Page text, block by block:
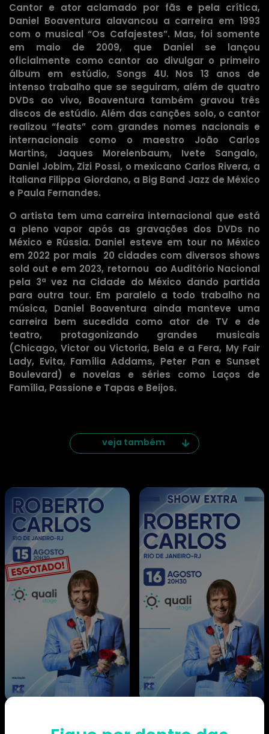
Cantor e ator aclamado por fãs e pela crítica,
Daniel Boaventura alavancou a carreira em 1993
com o musical “Os Cafajestes”. Mas, foi somente
em maio de 2009, que Daniel se lançou
oficialmente como cantor ao divulgar o primeiro
álbum em estúdio, Songs 4U. Nos 13 anos de
intenso trabalho que se seguiram, além de quatro
DVDs ao vivo, Boaventura também gravou três
discos de estúdio. Além das canções solo, o cantor
realizou “feats” com grandes nomes nacionais e
internacionais como o maestro João Carlos
Martins, Jaques Morelenbaum, Ivete Sangalo,
Daniel Jobim, Zizi Possi, o mexicano Carlos Rivera, a
italiana Filippa Giordano, a Big Band Jazz de México
e Paula Fernandes.
O artista tem uma carreira internacional que está
a pleno vapor após as gravações dos DVDs no
México e Rússia. Daniel esteve em tour no México
em 2022 por mais 20 cidades com diversos shows
sold out e em 2023, retornou ao Auditório Nacional
pela 3ª vez na Cidade do México dando partida
para outra tour. Em paralelo a todo trabalho na
música, Daniel Boaventura ainda manteve uma
carreira bem sucedida como ator de TV e de
teatro, protagonizando grandes musicais
(Chicago, Victor ou Victoria, Bela e a Fera, My Fair
Lady, Evita, Família Addams, Peter Pan e Sunset
Boulevard) e novelas e séries como Laços de
Família, Passione e Tapas e Beijos.
veja também